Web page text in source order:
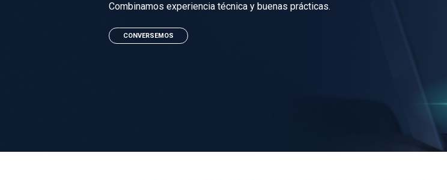
Combinamos experiencia técnica y buenas prácticas.
CONVERSEMOS